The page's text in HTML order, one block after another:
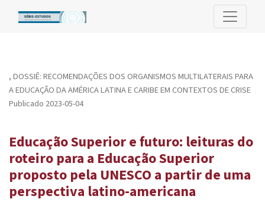
Educação Superior e futuro: leituras do roteiro para a
,DOSSIÊ: RECOMENDAÇÕES DOS ORGANISMOS MULTILATERAIS PARA
A EDUCAÇÃO DA AMÉRICA LATINA E CARIBE EM CONTEXTOS DE CRISE
Educação Superior e futuro: leituras do
roteiro para a Educação Superior
proposto pela UNESCO a partir de uma
perspectiva latino-americana
Publicado 2023-05-04